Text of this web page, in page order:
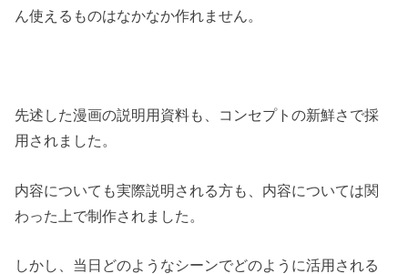
ん使えるものはなかなか作れません。
先述した漫画の説明用資料も、コンセプトの新鮮さで採
用されました。
内容についても実際説明される方も、内容については関
わった上で制作されました。
しかし、当日どのようなシーンでどのように活用される